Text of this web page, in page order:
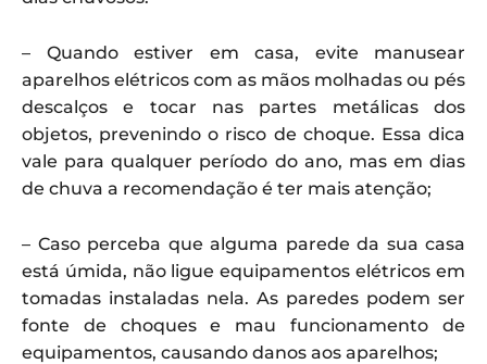
– Quando estiver em casa, evite manusear
aparelhos elétricos com as mãos molhadas ou pés
descalços e tocar nas partes metálicas dos
objetos, prevenindo o risco de choque. Essa dica
vale para qualquer período do ano, mas em dias
de chuva a recomendação é ter mais atenção;
– Caso perceba que alguma parede da sua casa
está úmida, não ligue equipamentos elétricos em
tomadas instaladas nela. As paredes podem ser
fonte de choques e mau funcionamento de
equipamentos, causando danos aos aparelhos;